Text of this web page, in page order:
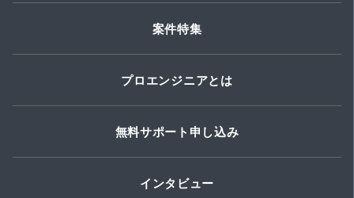
案件特集
プロエンジニアとは
無料サポート申し込み
インタビュー